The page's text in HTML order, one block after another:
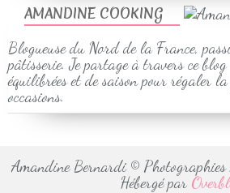
AMANDINE COOKING
Blogueuse du Nord de la France,
pâtisserie. Je partage à travers ce blog
équilibrées et de saison pour régaler
occasions.
Amandine Bernardi ©
Hébergé par